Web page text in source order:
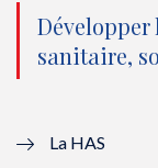
sanitaire,
La HAS